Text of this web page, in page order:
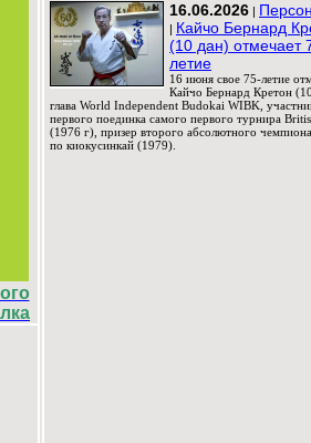
16.06.2026 |
| Кайчо Бернард
(10 дан) отмечает
летие
16 июня свое 75-летие
Кайчо Бернард Кретон
глава World Independent Budokai WIBK,
первого поединка самого первого турнира
(1976 г), призер второго абсолютного
по киокусинкай (1979).